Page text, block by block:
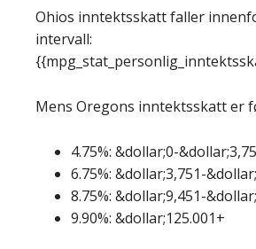
Ohios inntektsskatt faller
intervall:
Mens Oregons inntektsskatt er
4.75%: &dollar;0-
6.75%: &dollar;3,751-
8.75%: &dollar;9,451-
9.90%: &dollar;125.001+